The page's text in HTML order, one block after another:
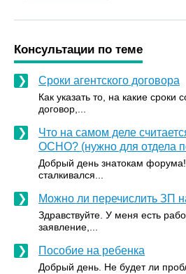
Консультации по теме
Сроки агентского договора
Как указать то, на какие сроки
договор,...
Что на самом деле
ОСНО? (нужно для отдела
Добрый день знатокам
сталкивался...
Можно ли перечислить ЗП
Здравствуйте. У меня есть
заявление,...
Пособие на ребенка
Добрый день. Не будет ли